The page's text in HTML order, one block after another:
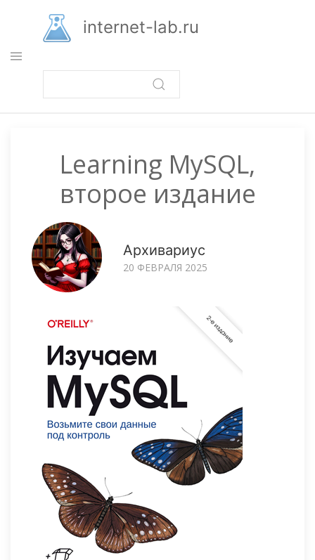
основному
содержанию
internet-lab.ru
Learning MySQL,
второе издание
Архивариус
20 ФЕВРАЛЯ 2025